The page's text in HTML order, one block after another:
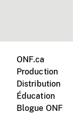
ONF.ca
Production
Distribution
Éducation
Blogue ONF